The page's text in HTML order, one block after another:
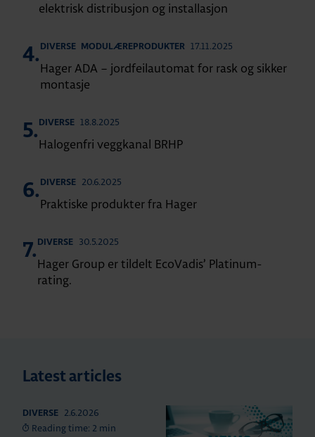
elektrisk distribusjon og installasjon
4. DIVERSE MODULÆREPRODUKTER 17.11.2025
Hager ADA – jordfeilautomat for rask og sikker
montasje
5. DIVERSE 18.8.2025
Halogenfri veggkanal BRHP
6. DIVERSE 20.6.2025
Praktiske produkter fra Hager
7. DIVERSE 30.5.2025
Hager Group er tildelt EcoVadis’ Platinum-
rating.
Latest articles
DIVERSE
2.6.2026
Reading time: 2 min